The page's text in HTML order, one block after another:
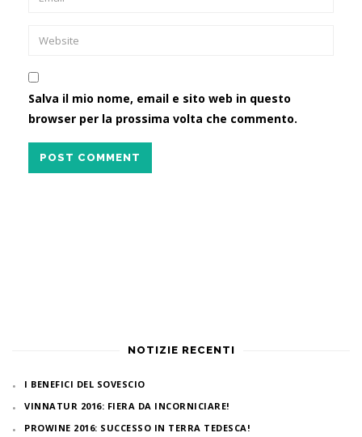
Salva il mio nome, email e sito web in questo
browser per la prossima volta che commento.
POST COMMENT
NOTIZIE RECENTI
I BENEFICI DEL SOVESCIO
VINNATUR 2016: FIERA DA INCORNICIARE!
PROWINE 2016: SUCCESSO IN TERRA TEDESCA!